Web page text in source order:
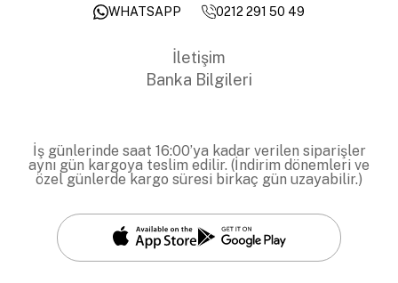
WHATSAPP
0212 291 50 49
İletişim
Banka Bilgileri
İş günlerinde saat 16:00’ya kadar verilen siparişler
aynı gün kargoya teslim edilir. (İndirim dönemleri ve
özel günlerde kargo süresi birkaç gün uzayabilir.)